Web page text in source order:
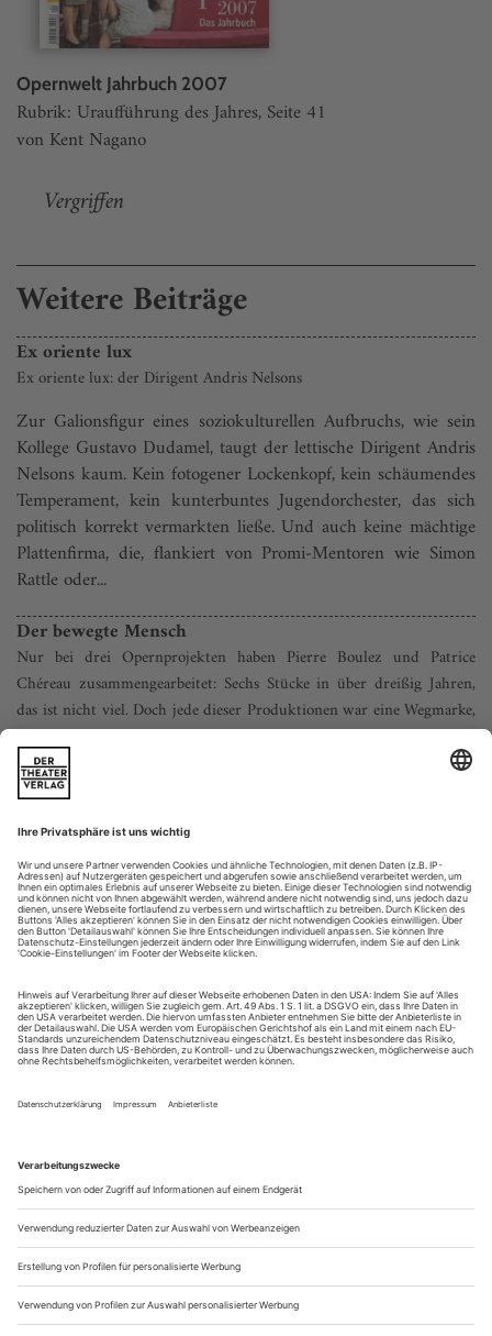
Opernwelt Jahrbuch 2007
Rubrik: Uraufführung des Jahres, Seite 41
von Kent Nagano
Vergriffen
Weitere Beiträge
Ex oriente lux
Ex oriente lux: der Dirigent Andris Nelsons
Zur Galionsfigur eines soziokulturellen Aufbruchs, wie sein
Kollege Gustavo Dudamel, taugt der lettische Dirigent An­dris
Nelsons kaum. Kein fotogener Lockenkopf, kein schäumendes
Temperament, kein kunterbuntes Jugendorchester, das sich
politisch korrekt vermarkten ließe. Und auch keine mächtige
Plattenfirma, die, flankiert von Promi-Mentoren wie Simon
Rattle oder...
Der bewegte Mensch
Nur bei drei Opernprojekten ­haben Pierre Boulez und Patrice
Chéreau zusammen­gearbeitet: Sechs Stücke in über dreißig ­Jahren,
das ist nicht viel. Doch jede dieser Produktionen war eine Wegmarke,
ein Modell, ein Ausnahmefall. Janáceks «Aus ­einem Totenhaus» bei
den ­Wiener Fest­wochen wurde bei unserer Kritikerumfrage zur
«Aufführung des Jahres» gewählt. Es ist eine Produktion, für die
«Ring» zur Maxime erhoben und dann bei Bergs «Lulu» in ­Paris
fortsetzten. «Ich habe es gern, wenn sich eine Inszenierung von mir
losmacht», sagte Chéreau schon in den siebziger Jahren: Sobald Regie
bis ins Detail geklärt und abgesprochen sei, beginne für die Sänger
eine große Freiheit des Gestaltens. Und Boulez fügte für das
Vergangenheit kann nur aus der Gegenwart ­erfolgen, durch den
Filter eines wirklich zeitgenössischen Denkens.» Der folgende Essay
von Eleonore Büning lässt die Arbeiten eines ungewöhn­lichen Duos
sein», meint der Ältere (82), der Jüngere (63) schließt sich
an: «Das tue ich nicht mehr!» Und lächeln einander so
verständnisinnig an, als könn­ten sie wirklich zurückblicken
auf ein vol­les, rundes, von gemeinsamen Premieren
gepflastertes...